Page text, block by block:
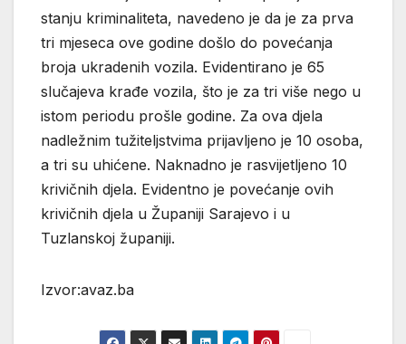
stanju kriminaliteta, navedeno je da je za prva
tri mjeseca ove godine došlo do povećanja
broja ukradenih vozila. Evidentirano je 65
slučajeva krađe vozila, što je za tri više nego u
istom periodu prošle godine. Za ova djela
nadležnim tužiteljstvima prijavljeno je 10 osoba,
a tri su uhićene. Naknadno je rasvijetljeno 10
krivičnih djela. Evidentno je povećanje ovih
krivičnih djela u Županiji Sarajevo i u
Tuzlanskoj županiji.
Izvor:avaz.ba